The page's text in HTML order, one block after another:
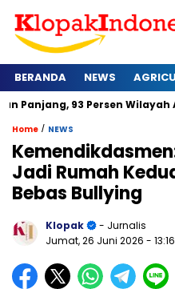
BERANDA NEWS
Persen Wilayah Alami Hujan
Home / NEWS
Jadi Rumah
Bebas Bullying
Klopak
- Jurnalis
Jumat, 26 Juni 2026 -